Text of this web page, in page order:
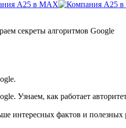
секреты алгоритмов Google
Узнаем, как работает
интересных фактов и полезных